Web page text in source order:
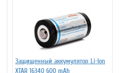
Защищенный аккумулятор Li-Ion
XTAR 16340 600 mAh